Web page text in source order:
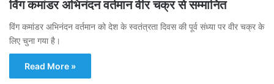
विंग कमांडर अभिनंदन वर्तमान वीर चक्र से सम्मानित
विंग कमांडर अभिनंदन वर्तमान को देश के स्वतंत्रता दिवस की पूर्व संध्या पर वीर चक्र के
लिए चुना गया है।
Read More »